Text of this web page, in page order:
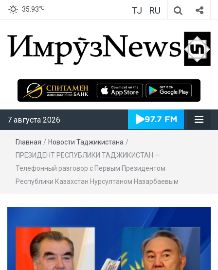
35.93℃ TJ RU
ИмрӯзNews
7 августа 2026
Главная / Новости Таджикистана /
ПРЕЗИДЕНТ РЕСПУБЛИКИ ТАДЖИКИСТАН —
Телефонный разговор с Первым Президентом
Республики Казахстан Нурсултаном Назарбаевым